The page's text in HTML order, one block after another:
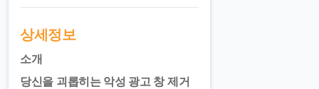
상세정보
소개
당신을 괴롭히는 악성 광고 창 제거